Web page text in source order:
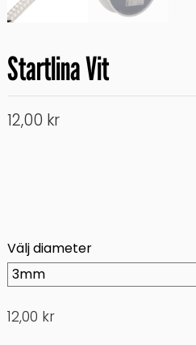
Startlina Vit
12,00 kr
Välj diameter
12,00 kr